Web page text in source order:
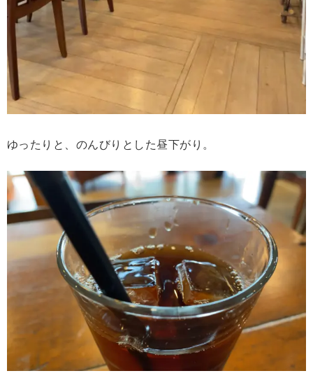
ゆったりと、のんびりとした昼下がり。